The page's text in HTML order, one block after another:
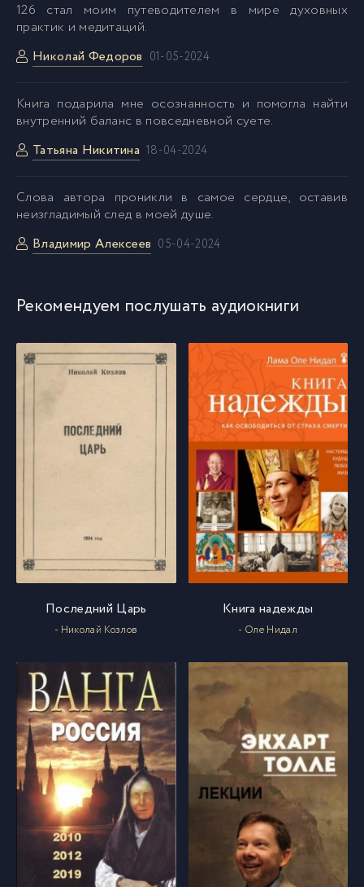
126 стал моим путеводителем в мире духовных
практик и медитаций.
Николай Федоров 01-05-2024
Kнига подарила мне осознанность и помогла найти
внутренний баланс в повседневной суете.
Татьяна Никитина 18-04-2024
Cлова автора проникли в самое сердце, оставив
неизгладимый след в моей душе.
Владимир Алексеев 05-04-2024
Рекомендуем послушать аудиокниги
Последний Царь
- Николай Козлов
Книга надежды
- Оле Нидал